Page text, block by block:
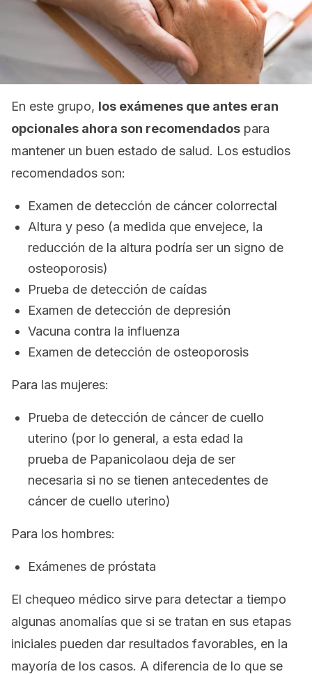
En este grupo, los exámenes que antes eran
opcionales ahora son recomendados para
mantener un buen estado de salud. Los estudios
recomendados son:
Examen de detección de cáncer colorrectal
Altura y peso (a medida que envejece, la
reducción de la altura podría ser un signo de
osteoporosis)
Prueba de detección de caídas
Examen de detección de depresión
Vacuna contra la influenza
Examen de detección de osteoporosis
Para las mujeres:
Prueba de detección de cáncer de cuello
uterino (por lo general, a esta edad la
prueba de Papanicolaou deja de ser
necesaria si no se tienen antecedentes de
cáncer de cuello uterino)
Para los hombres:
Exámenes de próstata
El chequeo médico sirve para detectar a tiempo
algunas anomalías que si se tratan en sus etapas
iniciales pueden dar resultados favorables, en la
mayoría de los casos. A diferencia de lo que se